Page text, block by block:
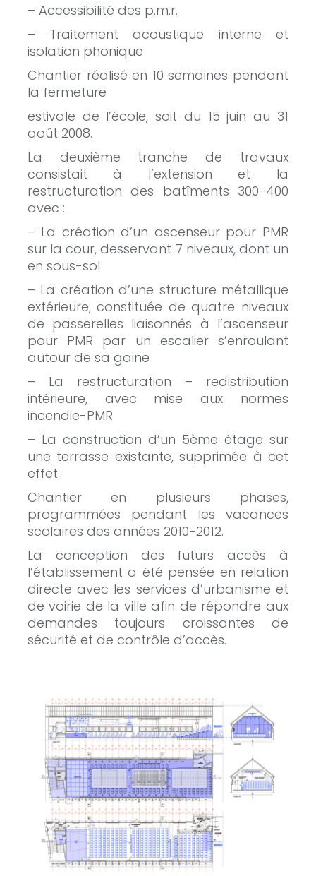
– Accessibilité des p.m.r.
– Traitement acoustique interne et
isolation phonique
Chantier réalisé en 10 semaines pendant
la fermeture
estivale de l’école, soit du 15 juin au 31
août 2008.
La deuxième tranche de travaux
consistait à l’extension et la
restructuration des batîments 300-400
avec :
– La création d’un ascenseur pour PMR
sur la cour, desservant 7 niveaux, dont un
en sous-sol
– La création d’une structure métallique
extérieure, constituée de quatre niveaux
de passerelles liaisonnés à l’ascenseur
pour PMR par un escalier s’enroulant
autour de sa gaine
– La restructuration – redistribution
intérieure, avec mise aux normes
incendie-PMR
– La construction d’un 5ème étage sur
une terrasse existante, supprimée à cet
effet
Chantier en plusieurs phases,
programmées pendant les vacances
scolaires des années 2010-2012.
La conception des futurs accès à
l’établissement a été pensée en relation
directe avec les services d’urbanisme et
de voirie de la ville afin de répondre aux
demandes toujours croissantes de
sécurité et de contrôle d’accès.